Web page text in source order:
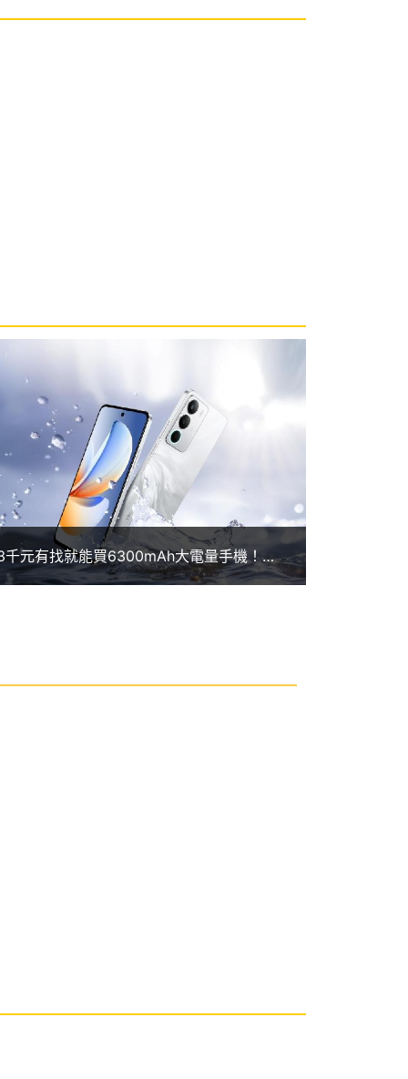
千元有找就能買6300mAh大電量手機！
realme C71通路最低價格一次看(2026.04)